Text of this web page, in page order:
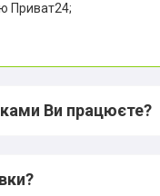
Приват24;
Ви працюєте?